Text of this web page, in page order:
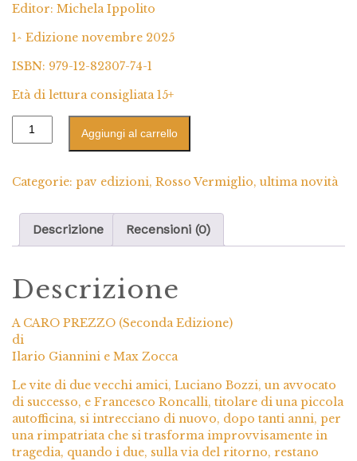
Editor: Michela Ippolito
1^ Edizione novembre 2025
ISBN: 979-12-82307-74-1
Età di lettura consigliata 15+
Aggiungi al carrello
Categorie: pav edizioni, Rosso Vermiglio, ultima novità
Descrizione Recensioni (0)
Descrizione
A CARO PREZZO (Seconda Edizione)
di
Ilario Giannini e Max Zocca
Le vite di due vecchi amici, Luciano Bozzi, un avvocato
di successo, e Francesco Roncalli, titolare di una piccola
autofficina, si intrecciano di nuovo, dopo tanti anni, per
una rimpatriata che si trasforma improvvisamente in
tragedia, quando i due, sulla via del ritorno, restano